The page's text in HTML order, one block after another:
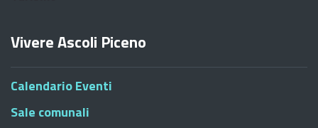
Vivere Ascoli Piceno
Calendario Eventi
Sale comunali